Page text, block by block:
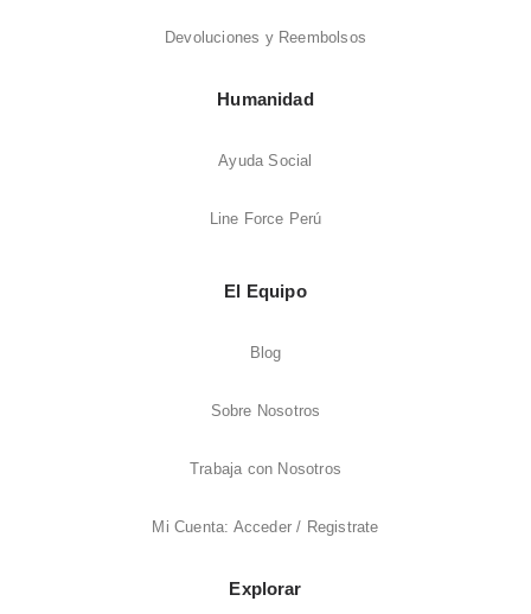
Devoluciones y Reembolsos
Humanidad
Ayuda Social
Line Force Perú
El Equipo
Blog
Sobre Nosotros
Trabaja con Nosotros
Mi Cuenta: Acceder / Registrate
Explorar